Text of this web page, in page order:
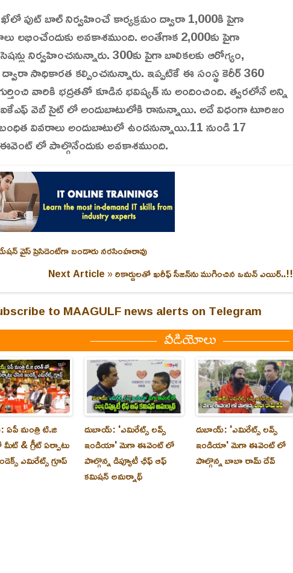
పుట్ బాల్ నిర్వహించే కార్యక్రమం ద్వారా 1,000కి పైగా
లభించేందుకు అవకాశముంది. అంతేగాక 2,000కు పైగా
నిర్వహించనున్నారు. 300కు పైగా బాలికలకు ఆరోగ్యం,
సాధికారత కల్పించనున్నారు. ఇప్పటికే ఈ సంస్థ కెరీర్ 360
వారికి భద్రతతో కూడిన భవిష్యత్ ను అందించింది. త్వరలోనే అన్ని
ఐకేఎఫ్ వెబ్ సైట్ లో అందుబాటులోకి రానున్నాయి. అదే విధంగా టూరిజం
వివరాలు అందుబాటులో ఉండనున్నాయి.11 నుండి 17
లో పాల్గొనేందుకు అవకాశముంది.
వైస్‌ ప్రెసిడెంట్‌గా బండారు నరసింహరావు
Next Article »రికార్డులతో ఖరీఫ్ సీజన్‌ను ముగించిన ఒమన్ ఎయిర్..!!
to MAAGULF news alerts on Telegram
వీడియోలు
మంత్రి టి.జి
& గ్రీట్ ఏర్పాటు
ఎమిరేట్స్ గ్రూప్
దుబాయ్‌: 'ఎమిరేట్స్ లవ్స్
ఇండియా' మెగా ఈవెంట్ లో
పాల్గొన్న డిప్యూటీ ఛీఫ్ ఆఫ్
కమిషన్ అమర్నాథ్
దుబాయ్‌: 'ఎమిరేట్స్ లవ్స్
ఇండియా' మెగా ఈవెంట్ లో
పాల్గొన్న బాబా రామ్ దేవ్